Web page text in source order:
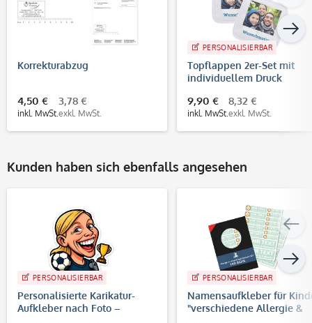
Korrekturabzug
4,50 €
inkl. MwSt.
3,78 €
exkl. MwSt.
PERSONALISIERBAR
Topflappen 2er-Set mit
individuellem Druck
9,90 €
inkl. MwSt.
8,32 €
exkl. MwSt.
Kunden haben sich ebenfalls angesehen
PERSONALISIERBAR
Personalisierte Karikatur-
Aufkleber nach Foto –
PERSONALISIERBAR
Namensaufkleber für
"verschiedene Allergie &